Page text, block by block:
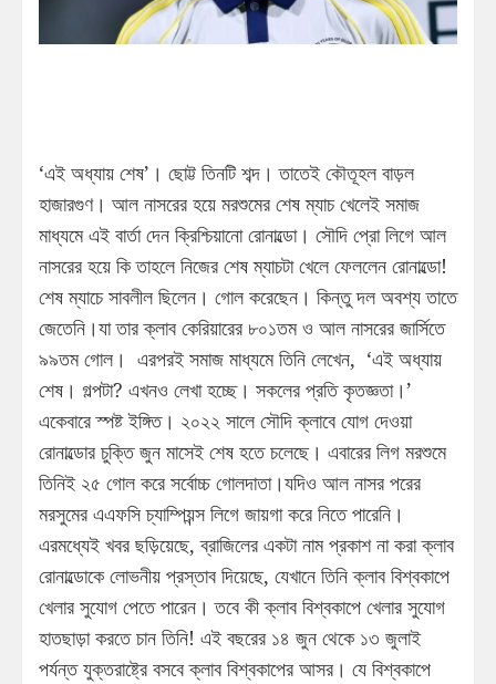
‘এই অধ্যায় শেষ’। ছোট্ট তিনটি শব্দ। তাতেই কৌতূহল বাড়ল
হাজারগুণ। আল নাসরের হয়ে মরশুমের শেষ ম্যাচ খেলেই সমাজ
মাধ্যমে এই বার্তা দেন ক্রিশ্চিয়ানো রোনাল্ডো। সৌদি প্রো লিগে আল
নাসরের হয়ে কি তাহলে নিজের শেষ ম্যাচটা খেলে ফেললেন রোনাল্ডো!
শেষ ম্যাচে সাবলীল ছিলেন। গোল করেছেন। কিন্তু দল অবশ্য তাতে
জেতেনি।যা তার ক্লাব কেরিয়ারের ৮০১তম ও আল নাসরের জার্সিতে
৯৯তম গোল। এরপরই সমাজ মাধ্যমে তিনি লেখেন, ‘এই অধ্যায়
শেষ। গল্পটা? এখনও লেখা হচ্ছে। সকলের প্রতি কৃতজ্ঞতা।’
একেবারে স্পষ্ট ইঙ্গিত। ২০২২ সালে সৌদি ক্লাবে যোগ দেওয়া
রোনাল্ডোর চুক্তি জুন মাসেই শেষ হতে চলেছে। এবারের লিগ মরশুমে
তিনিই ২৫ গোল করে সর্বোচ্চ গোলদাতা।যদিও আল নাসর পরের
মরসুমের এএফসি চ্যাম্পিয়ন্স লিগে জায়গা করে নিতে পারেনি।
এরমধ্যেই খবর ছড়িয়েছে, ব্রাজিলের একটা নাম প্রকাশ না করা ক্লাব
রোনাল্ডোকে লোভনীয় প্রস্তাব দিয়েছে, যেখানে তিনি ক্লাব বিশ্বকাপে
খেলার সুযোগ পেতে পারেন। তবে কী ক্লাব বিশ্বকাপে খেলার সুযোগ
হাতছাড়া করতে চান তিনি! এই বছরের ১৪ জুন থেকে ১৩ জুলাই
পর্যন্ত যুক্তরাষ্ট্রে বসবে ক্লাব বিশ্বকাপের আসর। যে বিশ্বকাপে